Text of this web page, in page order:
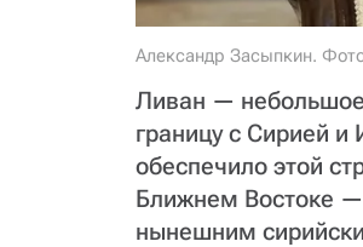
Александр Засыпкин.
Ливан —
границу с Сирией
обеспечило этой
Ближнем Востоке —
нынешним